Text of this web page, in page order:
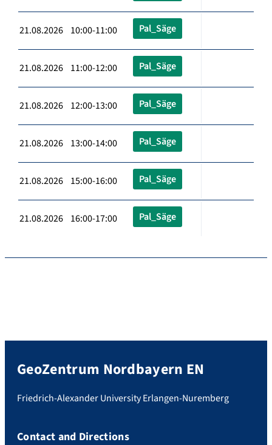
21.08.2026 10:00-11:00 Pal_Säge
21.08.2026 11:00-12:00 Pal_Säge
21.08.2026 12:00-13:00 Pal_Säge
21.08.2026 13:00-14:00 Pal_Säge
21.08.2026 15:00-16:00 Pal_Säge
21.08.2026 16:00-17:00 Pal_Säge
GeoZentrum Nordbayern EN
Friedrich-Alexander University Erlangen-Nuremberg
Contact and Directions